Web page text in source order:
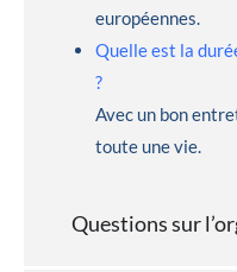
européennes.
Quelle est la
?
Avec un bon
toute une vie.
Questions sur